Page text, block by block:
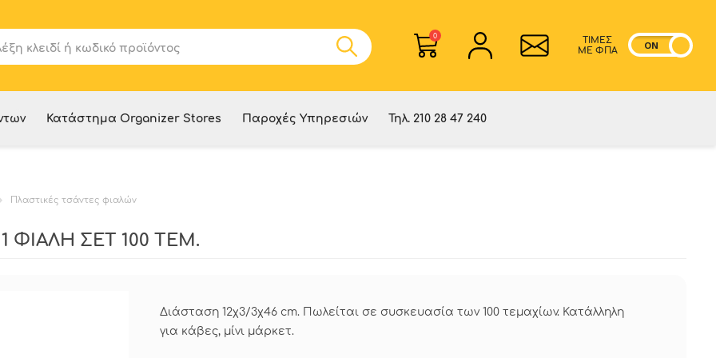
0
ΤΙΜΕΣ
ME ΦΠΑ
ON
Κατάστημα Organizer Stores Παροχές Υπηρεσιών Τηλ. 210 28 47 240
Πλαστικές τσάντες φιαλών
ΦΙΑΛΗ ΣΕΤ 100 ΤΕΜ.
Διάσταση 12χ3/3χ46 cm. Πωλείται σε συσκευασία των 100 τεμαχίων. Κατάλληλη
για κάβες, μίνι μάρκετ.